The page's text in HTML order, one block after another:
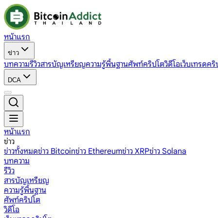
หน้าแรก
ข่าว
บทความรีวิวสารบัญเหรียญความรู้พื้นฐานศัพท์คริปโตวิดีโอเว็บเทรดค
DCA
หน้าแรก
ข่าว
ข่าวทั้งหมดข่าว Bitcoinข่าว Ethereumข่าว XRPข่าว Solana
บทความ
รีวิว
สารบัญเหรียญ
ความรู้พื้นฐาน
ศัพท์คริปโต
วิดีโอ